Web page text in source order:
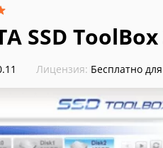
SSD ToolBox
Лицензия: Бесплатно